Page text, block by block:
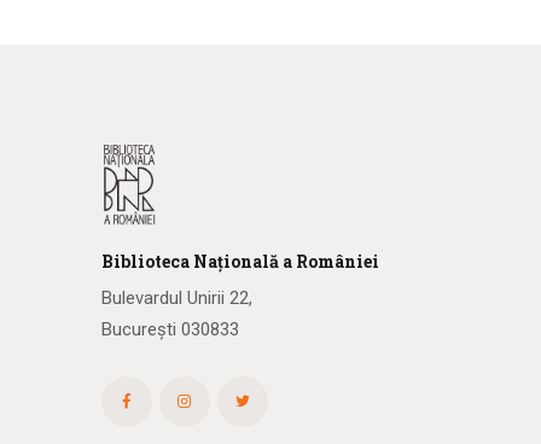
Biblioteca Națională a României
Bulevardul Unirii 22,
București 030833